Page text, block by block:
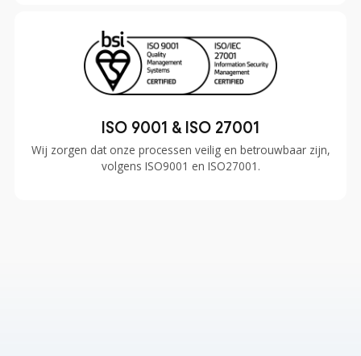
ISO 9001 & ISO 27001
Wij zorgen dat onze processen veilig en betrouwbaar zijn,
volgens ISO9001 en ISO27001.